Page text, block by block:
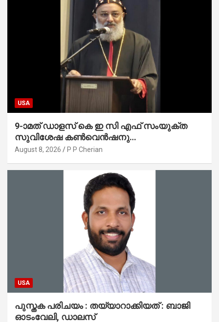
USA
9-ാമത് ഡാളസ് കെ ഇ സി എഫ് സംയുക്ത
സുവിശേഷ കൺവെൻഷനു
പ്രാർത്ഥനാനിർഭരമായ തുടക്കം
August 8, 2026 P P Cherian
USA
പുസ്തക പരിചയം : തയ്യാറാക്കിയത് : ബാജി
ഓടംവേലി, ഡാലസ്